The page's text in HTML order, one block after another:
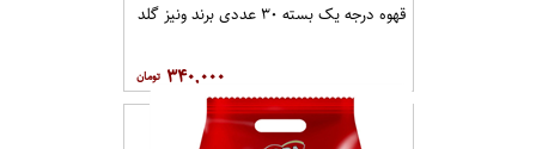
قهوه درجه یک بسته ۳۰ عددی برند ونيز گلد
۳۴۰,۰۰۰